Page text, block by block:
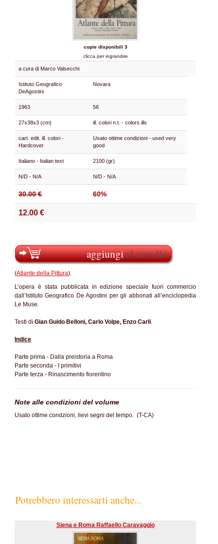
copie disponibili 3
clicca per ingrandire
a cura di Marco Valsecchi
Istituto Geografico
DeAgostini
Novara
1963 56
27x38x3 (cm) ill. colori n.t. - colors ills
cart. edit. ill. colori -
Hardcover
Usato ottime condizioni - used very
good
Italiano - Italian text 2100 (gr)
N/D - N/A N/D - N/A
30.00 € 60%
12.00 €
aggiungial carrello
(Atlante della Pittura).
L’opera è stata pubblicata in edizione speciale fuori commercio
dall’Istituto Geografico De Agostini per gli abbonati all’enciclopedia
Le Muse.
Testi di Gian Guido Belloni, Carlo Volpe, Enzo Carli.
Indice
Parte prima - Dalla preistoria a Roma
Parte seconda - I primitivi
Parte terza - Rinascimento fiorentino
Note alle condizioni del volume
Usato ottime condzioni, lievi segni del tempo. (T-CA)
Potrebbero interessarti anche...
Siena e Roma Raffaello Caravaggio